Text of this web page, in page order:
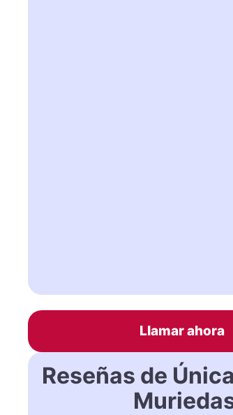
Llamar ahora
Reseñas de